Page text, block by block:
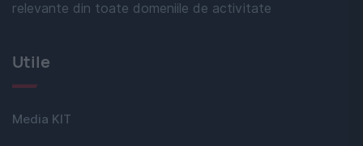
relevante din toate domeniile de activitate
Utile
Media KIT